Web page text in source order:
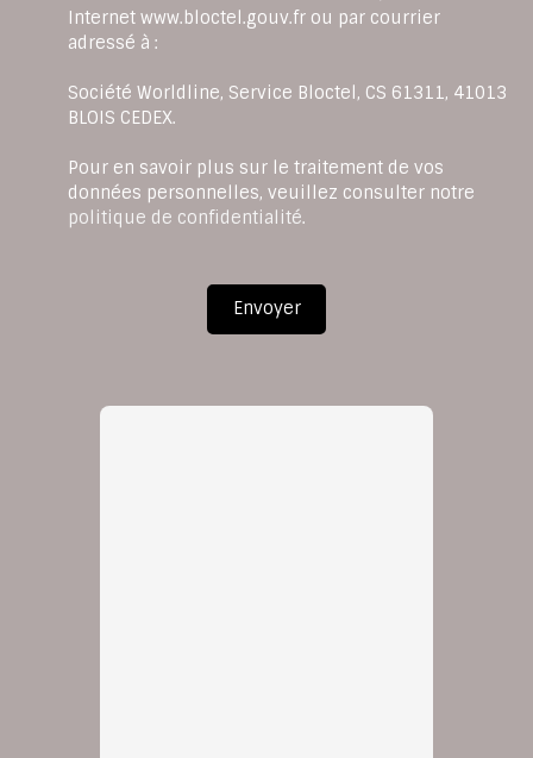
Internet www.bloctel.gouv.fr ou par courrier
adressé à :
Société Worldline, Service Bloctel, CS 61311, 41013
BLOIS CEDEX.
Pour en savoir plus sur le traitement de vos
données personnelles, veuillez consulter notre
politique de confidentialité.
Envoyer